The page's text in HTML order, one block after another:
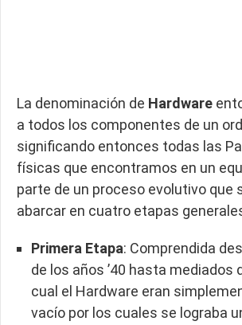
La denominación de Hardware
a todos los componentes de un
significando entonces todas las
físicas que encontramos en un
parte de un proceso evolutivo que
abarcar en cuatro etapas
Primera Etapa: Comprendida
de los años ’40 hasta mediados
cual el Hardware eran
vacío por los cuales se lograba